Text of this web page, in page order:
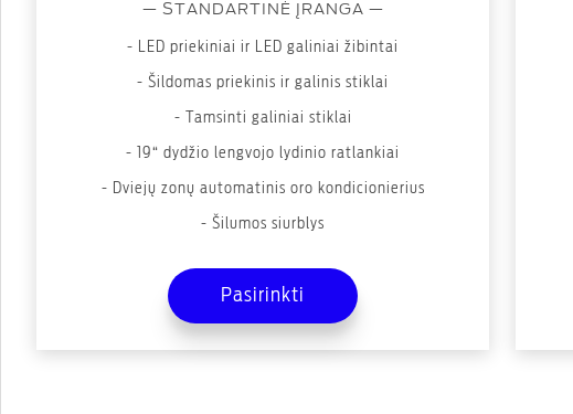
— STANDARTINĖ ĮRANGA —
- LED priekiniai ir LED galiniai žibintai
- Šildomas priekinis ir galinis stiklai
- Tamsinti galiniai stiklai
- 19“ dydžio lengvojo lydinio ratlankiai
- Dviejų zonų automatinis oro kondicionierius
- Šilumos siurblys
- 15.5“ colių centrinis ekranas su SYNC 4
Pasirinkti